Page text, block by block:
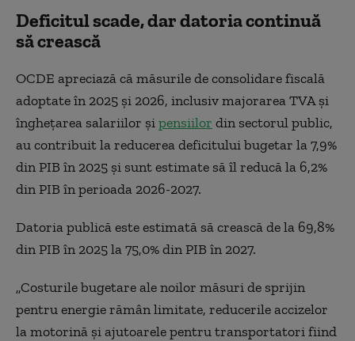
Deficitul scade, dar datoria continuă
să crească
OCDE apreciază că măsurile de consolidare fiscală
adoptate în 2025 și 2026, inclusiv majorarea TVA și
înghețarea salariilor șipensiilor din sectorul public,
au contribuit la reducerea deficitului bugetar la 7,9%
din PIB în 2025 și sunt estimate să îl reducă la 6,2%
din PIB în perioada 2026-2027.
Datoria publică este estimată să crească de la 69,8%
din PIB în 2025 la 75,0% din PIB în 2027.
„Costurile bugetare ale noilor măsuri de sprijin
pentru energie rămân limitate, reducerile accizelor
la motorină și ajutoarele pentru transportatori fiind